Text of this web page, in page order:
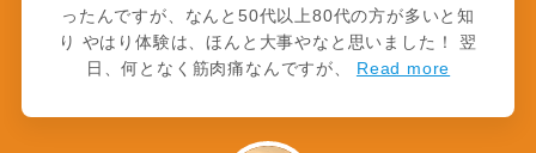
ったんですが、なんと50代以上80代の方が多いと知
り やはり体験は、ほんと大事やなと思いました！ 翌
日、何となく筋肉痛なんですが、
Read more